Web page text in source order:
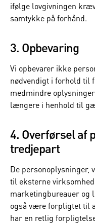
ifølge lovgivningen
samtykke på forhånd.
3. Opbevaring
Vi opbevarer ikke
nødvendigt i forhold til
medmindre
længere i henhold til
4. Overførsel af
tredjepart
De personoplysninger,
til eksterne
marketingbureauer og
også være forpligtet til
har en retlig